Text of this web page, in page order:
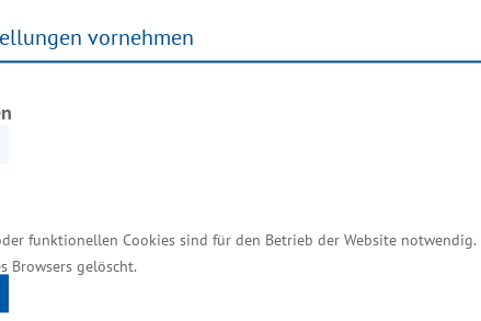
vornehmen
funktionellen Cookies sind für den Betrieb der Website notwendig.
Browsers gelöscht.
von
Schwerin führte zusammen mit dem
von Auspendlern aus M-V und
am 30.09.2020.